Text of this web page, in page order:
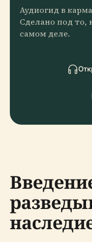
Аудиогид в
Сделано под то,
самом деле.